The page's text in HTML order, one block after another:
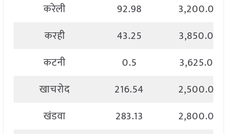
करेली
92.98
3,200.00
करही
43.25
3,850.00
कटनी
0.5
3,625.00
खाचरोद
216.54
2,500.00
खंडवा
283.13
2,800.00